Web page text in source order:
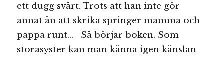
ett dugg svårt. Trots att han inte gör
annat än att skrika springer mamma och
pappa runt… Så börjar boken. Som
storasyster kan man känna igen känslan